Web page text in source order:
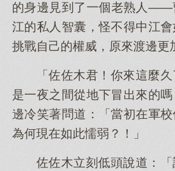
的身邊見到了一個老熟人——
江的私人智囊，怪不得中江
挑戰自己的權威，原來渡邊更
「佐佐木君！你來這麼
是一夜之間從地下冒出來的
邊冷笑著問道：「當初在軍校
為何現在如此懦弱？！」
佐佐木立刻低頭說道：